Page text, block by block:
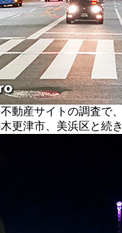
動産サイトの調査で
更津市、美浜区と続